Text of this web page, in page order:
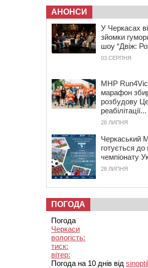
АНОНСИ
У Черкасах
зйомки
шоу “Двіж:
03 СЕРПНЯ
MHP
марафон
розбудову
реабілітації...
28 ЛИПНЯ
Черкаський
готується до
чемпіонату
28 ЛИПНЯ
ПОГОДА
Погода
Черкаси
вологість:
тиск:
вітер:
Погода на 10 днів від